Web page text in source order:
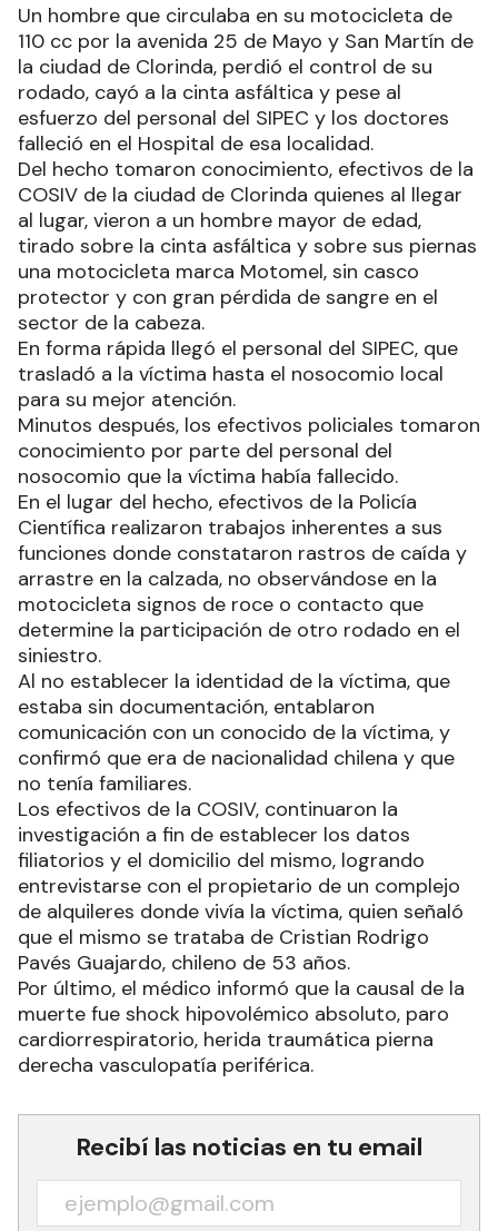
Un hombre que circulaba en su motocicleta de
110 cc por la avenida 25 de Mayo y San Martín de
la ciudad de Clorinda, perdió el control de su
rodado, cayó a la cinta asfáltica y pese al
esfuerzo del personal del SIPEC y los doctores
falleció en el Hospital de esa localidad.
Del hecho tomaron conocimiento, efectivos de la
COSIV de la ciudad de Clorinda quienes al llegar
al lugar, vieron a un hombre mayor de edad,
tirado sobre la cinta asfáltica y sobre sus piernas
una motocicleta marca Motomel, sin casco
protector y con gran pérdida de sangre en el
sector de la cabeza.
En forma rápida llegó el personal del SIPEC, que
trasladó a la víctima hasta el nosocomio local
para su mejor atención.
Minutos después, los efectivos policiales tomaron
conocimiento por parte del personal del
nosocomio que la víctima había fallecido.
En el lugar del hecho, efectivos de la Policía
Científica realizaron trabajos inherentes a sus
funciones donde constataron rastros de caída y
arrastre en la calzada, no observándose en la
motocicleta signos de roce o contacto que
determine la participación de otro rodado en el
siniestro.
Al no establecer la identidad de la víctima, que
estaba sin documentación, entablaron
comunicación con un conocido de la víctima, y
confirmó que era de nacionalidad chilena y que
no tenía familiares.
Los efectivos de la COSIV, continuaron la
investigación a fin de establecer los datos
filiatorios y el domicilio del mismo, logrando
entrevistarse con el propietario de un complejo
de alquileres donde vivía la víctima, quien señaló
que el mismo se trataba de Cristian Rodrigo
Pavés Guajardo, chileno de 53 años.
Por último, el médico informó que la causal de la
muerte fue shock hipovolémico absoluto, paro
cardiorrespiratorio, herida traumática pierna
derecha vasculopatía periférica.
Recibí las noticias en tu email